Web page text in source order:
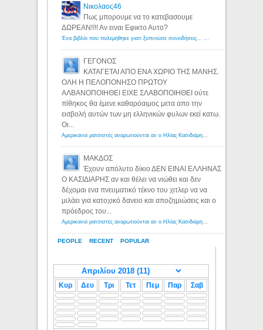
PEOPLE RECENT POPULAR
Νικολαος46
Πως μπορουμε να το κατεβασουμε
ΔΩΡΕΑΝ!!!! Αν ειναι Εφικτο Αυτο?
Ένα βιβλίο που πολεμήθηκε γιατί ξυπνούσε συνειδήσεις... - Λόγιος Ερμής | Η γνώση ξεκινάει με την αναζήτηση...
ΓΕΓΟΝΟΣ
ΚΑΤΑΓΕΤΑΙ ΑΠΟ ΕΝΑ ΧΩΡΙΟ ΤΗΣ ΜΑΝΗΣ.
ΟΛΗ Η ΠΕΛΟΠΟΝΗΣΟ ΠΡΩΤΟΥ
ΑΛΒΑΝΟΠΟΙΗΘΕΙ ΕΙΧΕ ΣΛΑΒΟΠΟΙΗΘΕΙ ούτε
πίθηκος θα έμενε καθαρόαιμος μετα απο την
εισβολή αυτών των μη ελληνικών φυλων εκεί κατω.
Οι...
Αμερικανοί ρατσιστές αναρωτιούνται αν ο Ηλίας Κασιδιάρης ανήκει στη λευκή φυλή... - Λόγιος Ερμής
ΜΑΚΔΟΣ
Έχουν απόλυτο δίκιο ΔΕΝ ΕΙΝΑΙ ΕΛΛΗΝΑΣ
Ο ΚΑΣΙΔΙΑΡΗΣ αν και θέλει να νιώθει και δεν
δέχομαι ενα πνευματικό τέκνο του χιτλερ να να
μιλάει για κατοχικό δανειο και αποζημιώσεις και ο
πρόεδρος του...
Αμερικανοί ρατσιστές αναρωτιούνται αν ο Ηλίας Κασιδιάρης ανήκει στη λευκή φυλή... - Λόγιος Ερμής
Κυρ Δευ Τρι Τετ Πεμ Παρ Σαβ